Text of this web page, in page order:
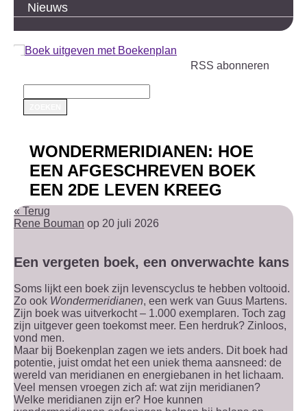
Nieuws
RSS abonneren
WONDERMERIDIANEN: HOE
EEN AFGESCHREVEN BOEK
EEN 2DE LEVEN KREEG
« Terug
Rene Bouman op 20 juli 2026
Een vergeten boek, een onverwachte kans
Soms lijkt een boek zijn levenscyclus te hebben voltooid.
Zo ook Wondermeridianen, een werk van Guus Martens.
Zijn boek was uitverkocht – 1.000 exemplaren. Toch zag
zijn uitgever geen toekomst meer. Een herdruk? Zinloos,
vond men.
Maar bij Boekenplan zagen we iets anders. Dit boek had
potentie, juist omdat het een uniek thema aansneed: de
wereld van meridianen en energiebanen in het lichaam.
Veel mensen vroegen zich af: wat zijn meridianen?
Welke meridianen zijn er? Hoe kunnen